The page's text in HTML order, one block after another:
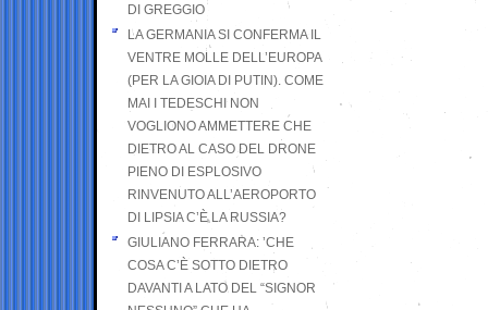
DI GREGGIO
LA GERMANIA SI CONFERMA IL
VENTRE MOLLE DELL’EUROPA
(PER LA GIOIA DI PUTIN). COME
MAI I TEDESCHI NON
VOGLIONO AMMETTERE CHE
DIETRO AL CASO DEL DRONE
PIENO DI ESPLOSIVO
RINVENUTO ALL’AEROPORTO
DI LIPSIA C’È LA RUSSIA?
GIULIANO FERRARA: ’CHE
COSA C’È SOTTO DIETRO
DAVANTI A LATO DEL “SIGNOR